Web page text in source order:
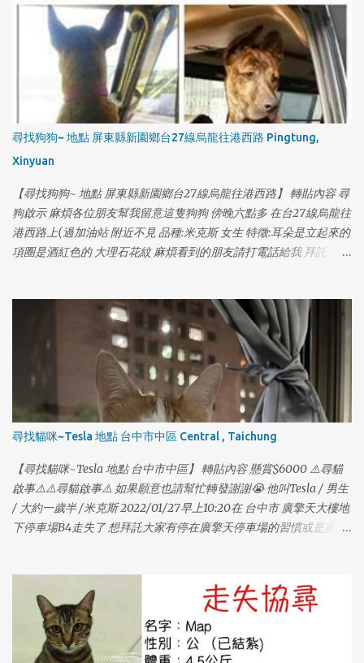
尋找狗狗~ 地點 屏東縣新園鄉台27線烏龍往港西路 Pingtung,
Xinyuan
【尋找狗狗~ 地點 屏東縣新園鄉台27線烏龍往港西路】 轉貼內容 尋
狗啟示 麻煩各位朋友幫我留意這隻狗狗 傍晚六點多 在台27線烏龍往
港西路上(過加油站 附近不見 品種:米克斯 女生 特徵:耳朵是立起來的
項圈是酒紅色的 大理石花紋 麻煩看到的朋友請打電話給我 拜託
尋找貓咪~Tesla 地點 台中市中區 Central , Taichung
【尋找貓咪~Tesla 地點 台中市中區】 轉貼內容 懸賞$6000 ⚠️尋貓
啟事⚠️⚠️尋貓啟事⚠️ 如果願意也請幫忙轉發謝謝😭 他叫Tesla / 男生
/ 大約一歲半 /米克斯 2022/01/27早上10:20在 台中市 廣擎天大樓地
下停車場B4走失了 想拜託大家有停在廣擎天停車場的習慣或是廣擎
大動作，他很喜歡吃鱈魚香絲，在家只要聽到包裝聲他就會過來
吃。 也有可能躲在車子底下管線，可以的話請大家幫忙注意，謝謝
大家🙏🏻🙏🏻🙏🏻🙏🏻🙏🏻 如果有找到或看到請聯絡 0976382707
（趙小姐） 0916917598（謝小姐） 再麻煩大家幫忙謝謝大家。